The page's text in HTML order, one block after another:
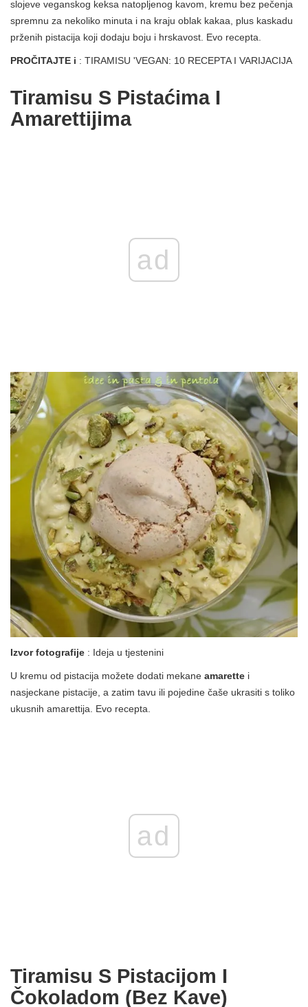
slojeve veganskog keksa natopljenog kavom, kremu bez pečenja
spremnu za nekoliko minuta i na kraju oblak kakaa, plus kaskadu
prženih pistacija koji dodaju boju i hrskavost. Evo recepta.
PROČITAJTE i : TIRAMISU 'VEGAN: 10 RECEPTA I VARIJACIJA
Tiramisu S Pistaćima I
Amarettijima
ad
Izvor fotografije : Ideja u tjestenini
U kremu od pistacija možete dodati mekane amarette i
nasjeckane pistacije, a zatim tavu ili pojedine čaše ukrasiti s toliko
ukusnih amarettija. Evo recepta.
ad
Tiramisu S Pistacijom I
Čokoladom (bez Kave)